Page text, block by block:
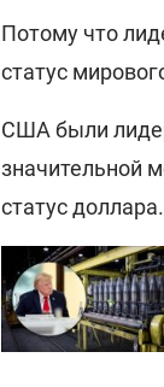
Потому что
статус
США были
значительной
статус доллара.